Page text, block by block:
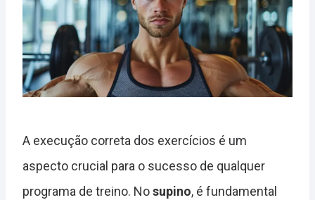
A execução correta dos exercícios é um
aspecto crucial para o sucesso de qualquer
programa de treino. Nosupino, é fundamental